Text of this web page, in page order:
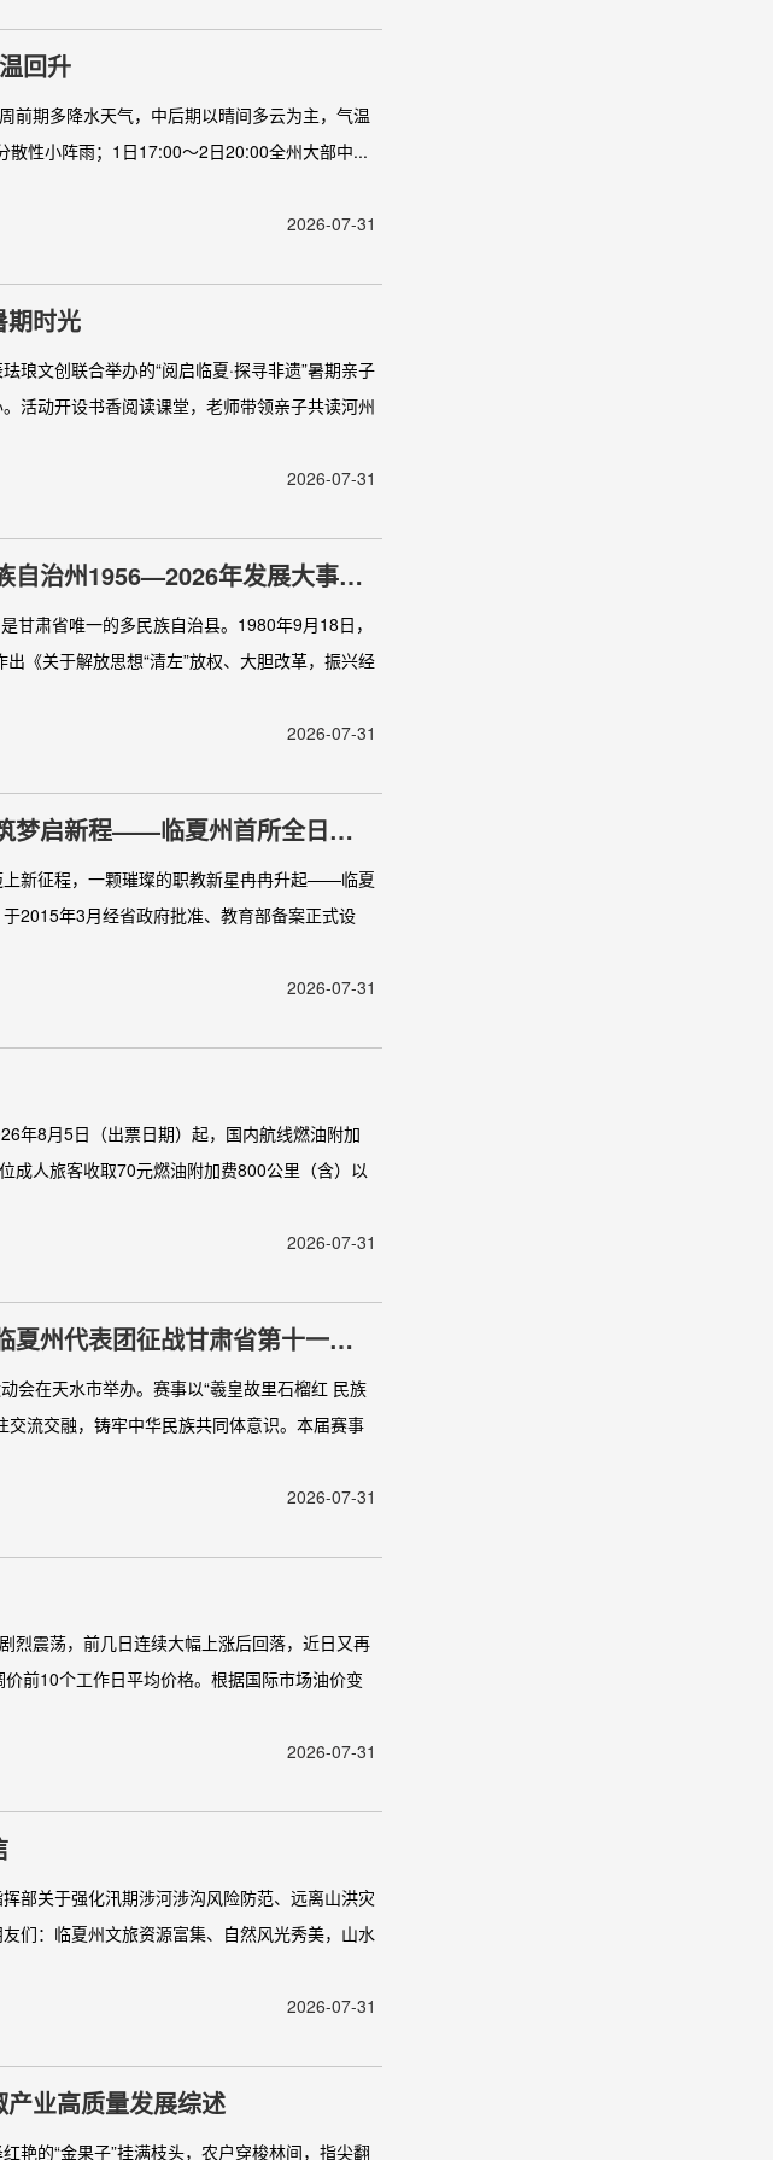
回升
前期多降水天气，中后期以晴间多云为主，气温
性小阵雨；1日17:00～2日20:00全州大部中...
2026-07-31
期时光
琅文创联合举办的“阅启临夏·探寻非遗”暑期亲子
活动开设书香阅读课堂，老师带领亲子共读河州
2026-07-31
自治州1956—2026年发展大事记
甘肃省唯一的多民族自治县。1980年9月18日，
《关于解放思想“清左”放权、大胆改革，振兴经
2026-07-31
梦启新程——临夏州首所全日制
新征程，一颗璀璨的职教新星冉冉升起——临夏
2015年3月经省政府批准、教育部备案正式设
2026-07-31
年8月5日（出票日期）起，国内航线燃油附加
成人旅客收取70元燃油附加费800公里（含）以
2026-07-31
州代表团征战甘肃省第十一届
会在天水市举办。赛事以“羲皇故里石榴红 民族
流交融，铸牢中华民族共同体意识。本届赛事
2026-07-31
烈震荡，前几日连续大幅上涨后回落，近日又再
前10个工作日平均价格。根据国际市场油价变
2026-07-31
部关于强化汛期涉河涉沟风险防范、远离山洪灾
们：临夏州文旅资源富集、自然风光秀美，山水
2026-07-31
业高质量发展综述
艳的“金果子”挂满枝头，农户穿梭林间，指尖翻